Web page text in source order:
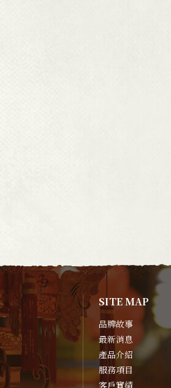
SITE MAP
品牌故事
最新消息
產品介紹
服務項目
客戶實績